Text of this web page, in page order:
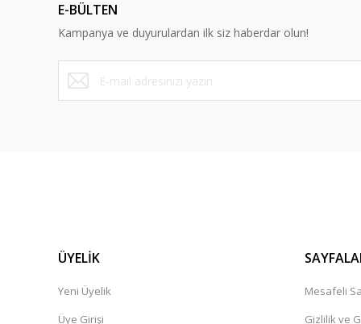
Ürün bilgilerinde hatalar bulunuyor.
Ürün fiyatı diğer sitelerden daha pahalı.
Bu ürüne benzer farklı alternatifler olmalı.
E-BÜLTEN
Kampanya ve duyurulardan ilk siz haberdar olun!
ÜYELİK
Yeni Üyelik
Üye Girişi
Mesafeli
Gizlilik ve